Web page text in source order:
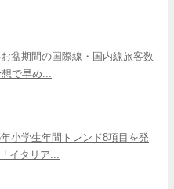
盆期間の国際線・国内線旅客数
で早め...
小学生年間トレンド8項目を発
イタリア...